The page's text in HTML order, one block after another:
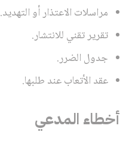
مراسلات الاعتذار أو التهديد.
تقرير تقني للانتشار.
جدول الضرر.
عقد الأتعاب عند طلبها.
أخطاء المدعي